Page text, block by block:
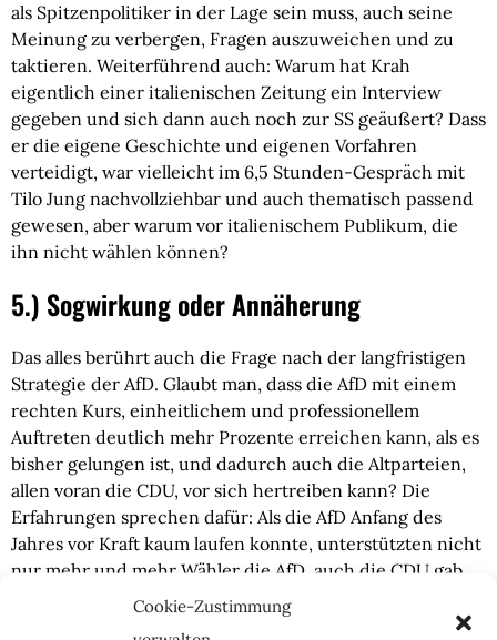
Cookie-Zustimmung
als Spitzenpolitiker in der Lage sein muss, auch seine
Meinung zu verbergen, Fragen auszuweichen und zu
taktieren. Weiterführend auch: Warum hat Krah
eigentlich einer italienischen Zeitung ein Interview
gegeben und sich dann auch noch zur SS geäußert? Dass
er die eigene Geschichte und eigenen Vorfahren
verteidigt, war vielleicht im 6,5 Stunden-Gespräch mit
Tilo Jung nachvollziehbar und auch thematisch passend
gewesen, aber warum vor italienischem Publikum, die
ihn nicht wählen können?
5.) Sogwirkung oder Annäherung
Das alles berührt auch die Frage nach der langfristigen
Strategie der AfD. Glaubt man, dass die AfD mit einem
rechten Kurs, einheitlichem und professionellem
Auftreten deutlich mehr Prozente erreichen kann, als es
bisher gelungen ist, und dadurch auch die Altparteien,
allen voran die CDU, vor sich hertreiben kann? Die
Erfahrungen sprechen dafür: Als die AfD Anfang des
Jahres vor Kraft kaum laufen konnte, unterstützten nicht
nur mehr und mehr Wähler die AfD, auch die CDU gab
sich zumindest rhetorisch deutlich rechter als noch
zuvor, weil ihr die Felle wegschwammen. Kritiker